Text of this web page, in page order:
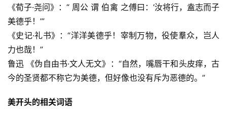
《荀子·尧问》：“ 周公 谓 伯禽 之傅曰：‘汝将行，盍志而子
美德乎！’”
《史记·礼书》：“洋洋美德乎！宰制万物，役使羣众，岂人
力也哉！”
鲁迅 《伪自由书·文人无文》：“自然，嘴唇干和头皮痒，古
今的圣贤都不称它为美德，但好像也没有斥为恶德的。”
美开头的相关词语